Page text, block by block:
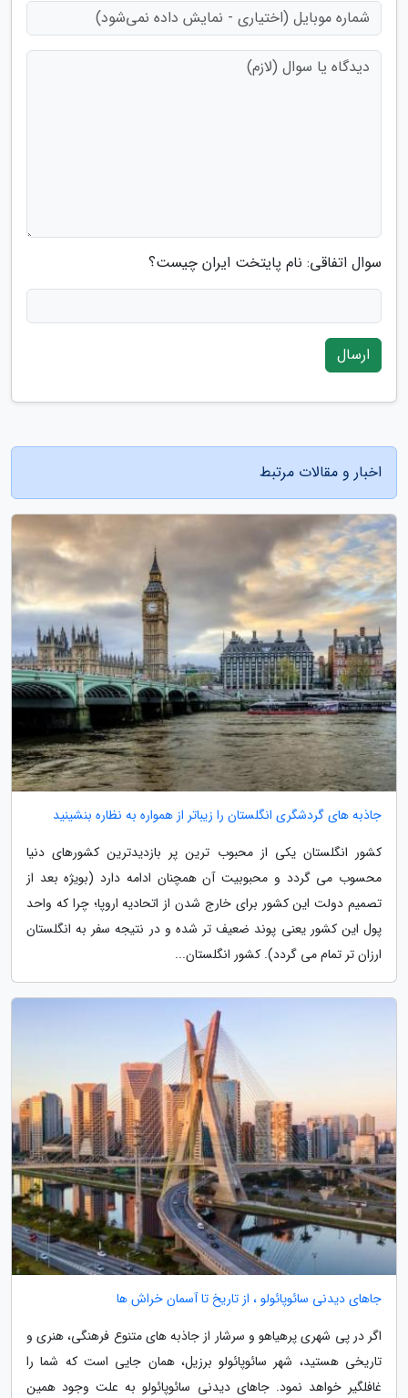
سوال اتفاقی: نام پایتخت ایران چیست؟
ارسال
اخبار و مقالات مرتبط
جاذبه های گردشگری انگلستان را زیباتر از همواره به نظاره بنشینید
کشور انگلستان یکی از محبوب ترین پر بازدیدترین کشورهای دنیا
محسوب می گردد و محبوبیت آن همچنان ادامه دارد (بویژه بعد از
تصمیم دولت این کشور برای خارج شدن از اتحادیه اروپا؛ چرا که واحد
پول این کشور یعنی پوند ضعیف تر شده و در نتیجه سفر به انگلستان
ارزان تر تمام می گردد). کشور انگلستان...
جاهای دیدنی سائوپائولو ، از تاریخ تا آسمان خراش ها
اگر در پی شهری پرهیاهو و سرشار از جاذبه های متنوع فرهنگی، هنری و
تاریخی هستید، شهر سائوپائولو برزیل، همان جایی است که شما را
غافلگیر خواهد نمود. جاهای دیدنی سائوپائولو به علت وجود همین